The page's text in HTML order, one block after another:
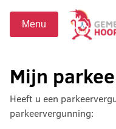
Menu
Mijn
Heeft u een
parkeervergunning: